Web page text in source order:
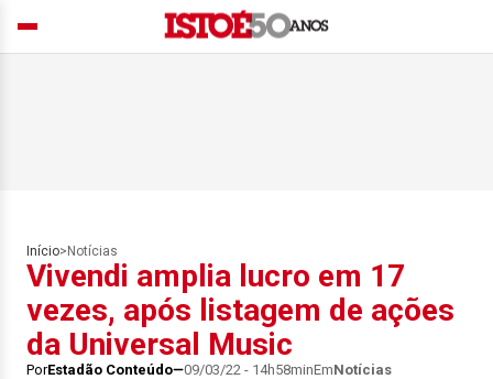
Início> Notícias
Vivendi amplia lucro em 17
vezes, após listagem de ações
da Universal Music
PorEstadão Conteúdo 09/03/22 - 14h58minEmNotícias